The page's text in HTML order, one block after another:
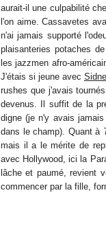
aurait-il une culpabilité
l'on aime. Cassavetes
n'ai jamais supporté
plaisanteries potaches
les jazzmen afro-
J'étais si jeune avec
rushes que j'avais
devenus. Il suffit de la
digne (je n'y avais
dans le champ). Quant à
mais il a le mérite de
avec Hollywood, ici la
lâche et paumé, revient
commencer par la fille,